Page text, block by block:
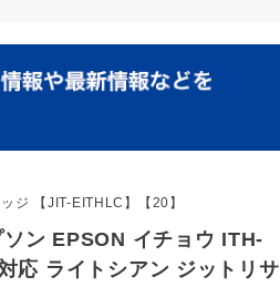
ジ 【JIT-EITHLC】【20】
ソン EPSON イチョウ ITH-
応 ライトシアン ジットリサ